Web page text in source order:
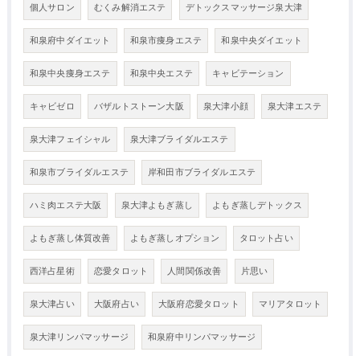
個人サロン むくみ解消エステ デトックスマッサージ泉大津
和泉府中ダイエット 和泉市痩身エステ 和泉中央ダイエット
和泉中央痩身エステ 和泉中央エステ キャビテーション
キャビゼロ バザルトストーン大阪 泉大津小顔 泉大津エステ
泉大津フェイシャル 泉大津ブライダルエステ
和泉市ブライダルエステ 岸和田市ブライダルエステ
ハミ肉エステ大阪 泉大津よもぎ蒸し よもぎ蒸しデトックス
よもぎ蒸し体質改善 よもぎ蒸しオプション タロット占い
西洋占星術 恋愛タロット 人間関係改善 片思い
泉大津占い 大阪府占い 大阪府恋愛タロット マリアタロット
泉大津リンパマッサージ 和泉府中リンパマッサージ